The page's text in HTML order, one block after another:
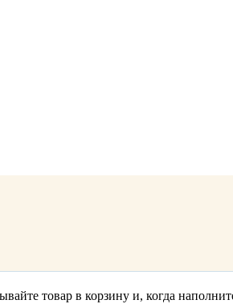
товар в корзину и, когда